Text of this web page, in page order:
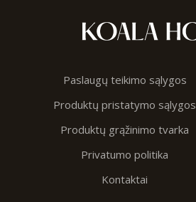
Paslaugų teikimo sąlygos
Produktų pristatymo sąlygos
Produktų grąžinimo tvarka
Privatumo politika
Kontaktai